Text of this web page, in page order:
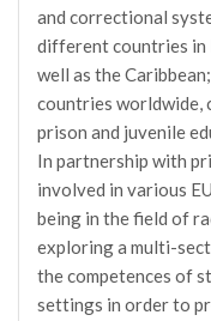
and correctional
different countries in
well as the
countries worldwide,
prison and juvenile
In partnership with
involved in various
being in the field of
exploring a multi-
the competences of
settings in order to